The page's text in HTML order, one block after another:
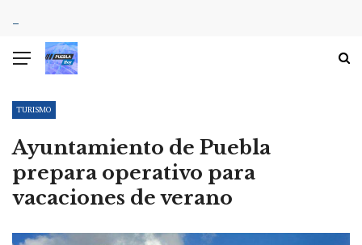
TURISMO
Ayuntamiento de Puebla
prepara operativo para
vacaciones de verano